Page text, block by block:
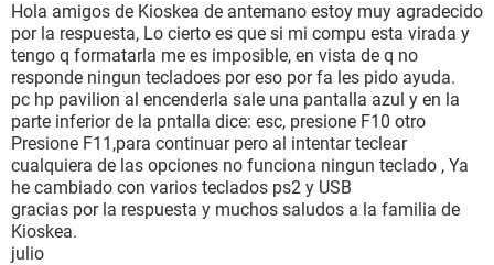
Hola amigos de Kioskea de antemano estoy muy agradecido
por la respuesta, Lo cierto es que si mi compu esta virada y
tengo q formatarla me es imposible, en vista de q no
responde ningun tecladoes por eso por fa les pido ayuda.
pc hp pavilion al encenderla sale una pantalla azul y en la
parte inferior de la pntalla dice: esc, presione F10 otro
Presione F11,para continuar pero al intentar teclear
cualquiera de las opciones no funciona ningun teclado , Ya
he cambiado con varios teclados ps2 y USB
gracias por la respuesta y muchos saludos a la familia de
Kioskea.
julio